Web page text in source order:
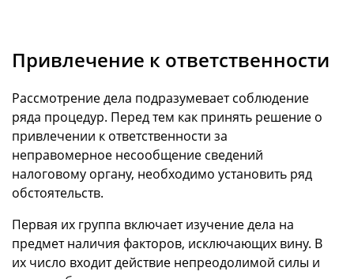
Привлечение к ответственности
Рассмотрение дела подразумевает соблюдение
ряда процедур. Перед тем как принять решение о
привлечении к ответственности за
неправомерное несообщение сведений
налоговому органу, необходимо установить ряд
обстоятельств.
Первая их группа включает изучение дела на
предмет наличия факторов, исключающих вину. В
их число входит действие непреодолимой силы и